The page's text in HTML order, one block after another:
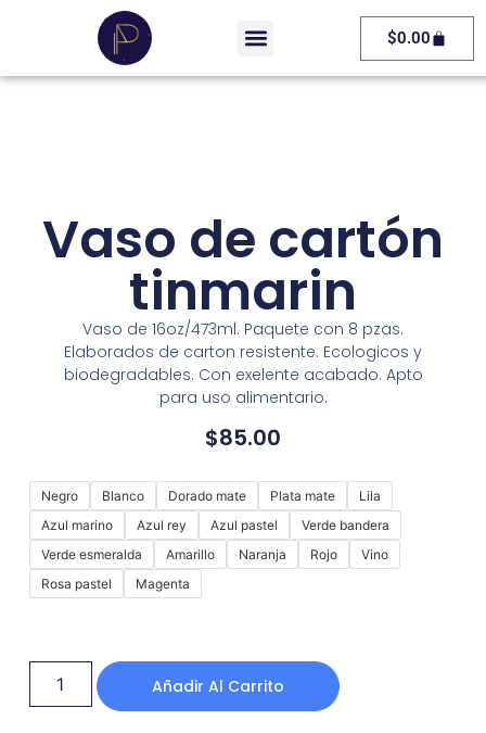
$0.00
Vaso de cartón
tinmarin
Vaso de 16oz/473ml. Paquete con 8 pzas.
Elaborados de carton resistente. Ecologicos y
biodegradables. Con exelente acabado. Apto
para uso alimentario.
$85.00
Negro Blanco Dorado mate Plata mate
Lila
Azul marino
Azul rey Azul pastel
Verde bandera
Verde esmeralda
Amarillo Naranja Rojo
Vino
Rosa pastel
Magenta
Añadir Al Carrito